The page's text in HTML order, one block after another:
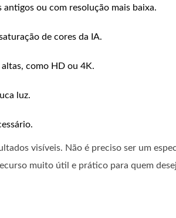
ou com resolução mais baixa.
de cores da IA.
como HD ou 4K.
luz.
visíveis. Não é preciso ser um
muito útil e prático para quem